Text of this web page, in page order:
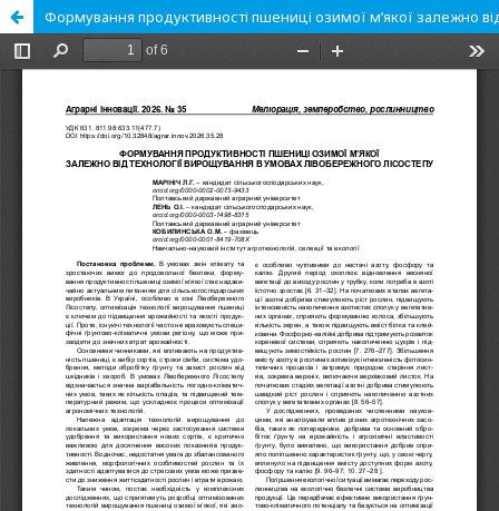
Формування продуктивності пшениці озимої м’якої залежно